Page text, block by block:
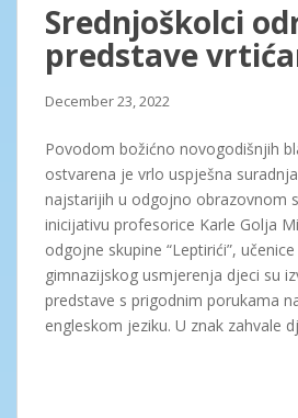
Srednjoškolci
predstave
December 23, 2022
Povodom božićno novogodišnjih
ostvarena je vrlo uspješna
najstarijih u odgojno obrazovnom
inicijativu profesorice Karle Golja
odgojne skupine “Leptirići”,
gimnazijskog usmjerenja djeci su
predstave s prigodnim porukama
engleskom jeziku. U znak zahvale